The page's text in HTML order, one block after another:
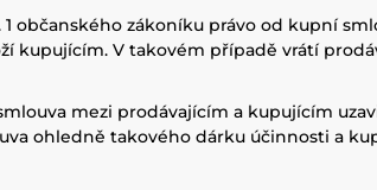
občanského zákoníku právo od kupní
kupujícím. V takovém případě vrátí
mezi prodávajícím a kupujícím
ohledně takového dárku účinnosti a